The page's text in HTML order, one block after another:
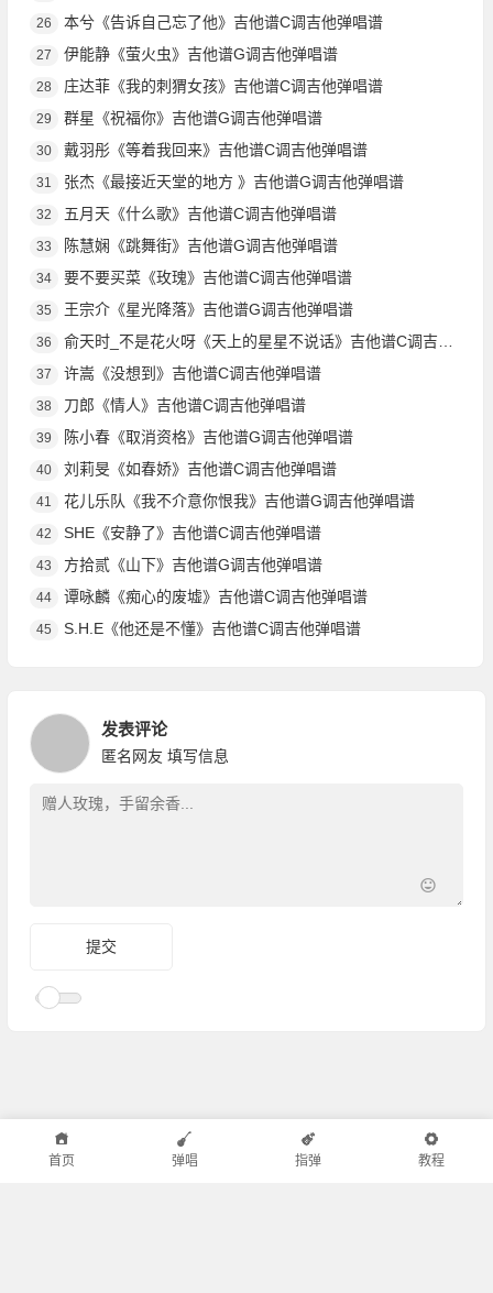
26 本兮《告诉自己忘了他》吉他谱C调吉他弹唱谱
27 伊能静《萤火虫》吉他谱G调吉他弹唱谱
28 庄达菲《我的刺猬女孩》吉他谱C调吉他弹唱谱
29 群星《祝福你》吉他谱G调吉他弹唱谱
30 戴羽彤《等着我回来》吉他谱C调吉他弹唱谱
31 张杰《最接近天堂的地方 》吉他谱G调吉他弹唱谱
32 五月天《什么歌》吉他谱C调吉他弹唱谱
33 陈慧娴《跳舞街》吉他谱G调吉他弹唱谱
34 要不要买菜《玫瑰》吉他谱C调吉他弹唱谱
35 王宗介《星光降落》吉他谱G调吉他弹唱谱
36 俞天时_不是花火呀《天上的星星不说话》吉他谱C调吉他弹唱谱
37 许嵩《没想到》吉他谱C调吉他弹唱谱
38 刀郎《情人》吉他谱C调吉他弹唱谱
39 陈小春《取消资格》吉他谱G调吉他弹唱谱
40 刘莉旻《如春娇》吉他谱C调吉他弹唱谱
41 花儿乐队《我不介意你恨我》吉他谱G调吉他弹唱谱
42 SHE《安静了》吉他谱C调吉他弹唱谱
43 方拾贰《山下》吉他谱G调吉他弹唱谱
44 谭咏麟《痴心的废墟》吉他谱C调吉他弹唱谱
45 S.H.E《他还是不懂》吉他谱C调吉他弹唱谱
发表评论
匿名网友 填写信息
首页 弹唱 指弹 教程